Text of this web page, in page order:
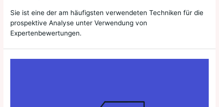
Sie ist eine der am häufigsten verwendeten Techniken für die
prospektive Analyse unter Verwendung von
Expertenbewertungen.